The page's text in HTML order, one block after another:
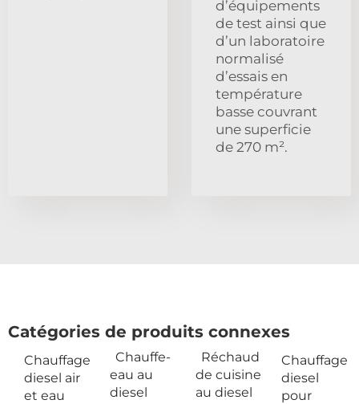
d’équipements
de test ainsi que
d’un laboratoire
normalisé
d’essais en
température
basse couvrant
une superficie
de 270 m².
Catégories de produits connexes
Chauffage
diesel air
et eau
Chauffe-
eau au
diesel
Réchaud
de cuisine
au diesel
Chauffage
diesel
pour